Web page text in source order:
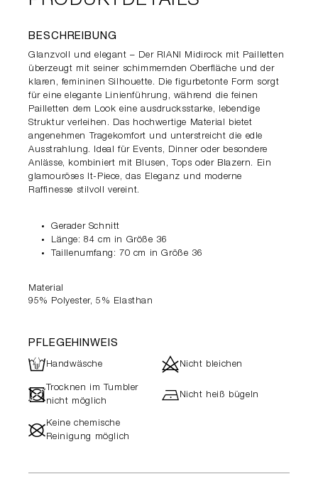
BESCHREIBUNG
Glanzvoll und elegant – Der RIANI Midirock mit Pailletten
überzeugt mit seiner schimmernden Oberfläche und der
klaren, femininen Silhouette. Die figurbetonte Form sorgt
für eine elegante Linienführung, während die feinen
Pailletten dem Look eine ausdrucksstarke, lebendige
Struktur verleihen. Das hochwertige Material bietet
angenehmen Tragekomfort und unterstreicht die edle
Ausstrahlung. Ideal für Events, Dinner oder besondere
Anlässe, kombiniert mit Blusen, Tops oder Blazern. Ein
glamouröses It-Piece, das Eleganz und moderne
Raffinesse stilvoll vereint.
Gerader Schnitt
Länge: 84 cm in Größe 36
Taillenumfang: 70 cm in Größe 36
Material
95% Polyester, 5% Elasthan
PFLEGEHINWEIS
LHandwäsche dNicht bleichen
- Trocknen im Tumbler
nicht möglich
hNicht heiß bügeln
#Keine chemische
Reinigung möglich